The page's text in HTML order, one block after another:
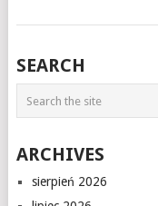
SEARCH
ARCHIVES
sierpień 2026